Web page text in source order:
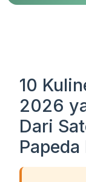
10
2026
Dari